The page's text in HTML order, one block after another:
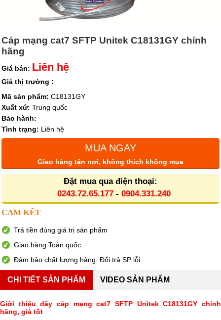
Cáp mạng cat7 SFTP Unitek C18131GY chính
hãng
Giá bán: Liên hệ
Giá thị trường :
Mã sản phẩm: C18131GY
Xuất xứ: Trung quốc
Bảo hành:
Tình trạng: Liên hệ
MUA NGAY
Giao hàng tận nơi, không thích không mua
Đặt mua qua điện thoại:
0243.72.65.177- 0904.331.240
CAM KẾT
Trả tiền đúng giá trị sản phẩm
Giao hàng Toàn quốc
Đảm bảo chất lượng hàng. Đổi trả SP lỗi
CHI TIẾT SẢN PHẨM VIDEO SẢN PHẨM
Giới thiệu dây cáp mạng cat7 SFTP UnitekC18131GY chính
hãng, giá tốt